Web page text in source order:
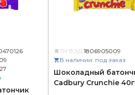
ТН ВЭД: 1806905009
В наличии: под заказ
Шоколадный
Cadbury Crunchie